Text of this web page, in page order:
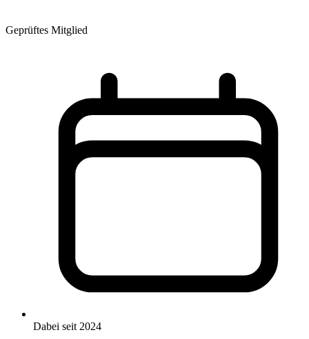
Geprüftes Mitglied
Dabei seit 2024